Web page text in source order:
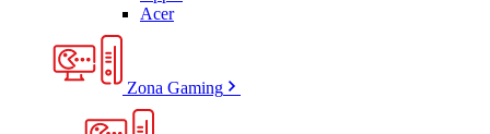
Acer
Zona Gaming